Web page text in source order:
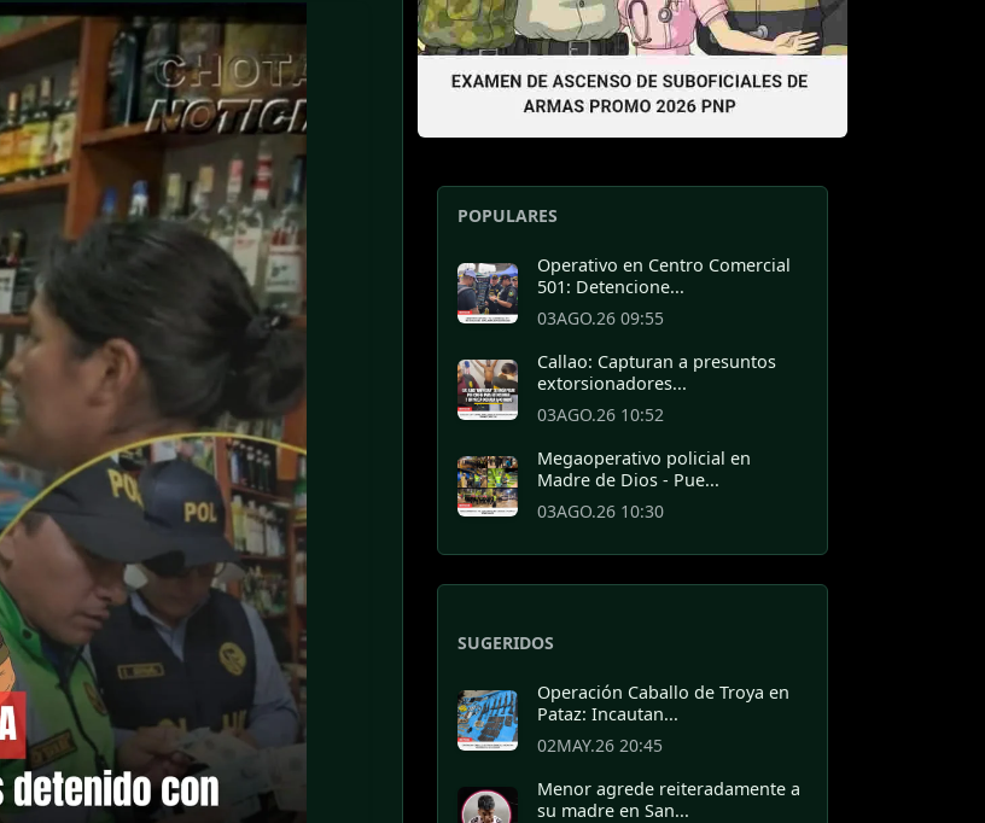
POPULARES
Operativo en Centro Comercial
501: Detencione...
03AGO.26 09:55
Callao: Capturan a presuntos
extorsionadores...
03AGO.26 10:52
Megaoperativo policial en
Madre de Dios - Pue...
03AGO.26 10:30
SUGERIDOS
Operación Caballo de Troya en
Pataz: Incautan...
02MAY.26 20:45
Menor agrede reiteradamente a
su madre en San...